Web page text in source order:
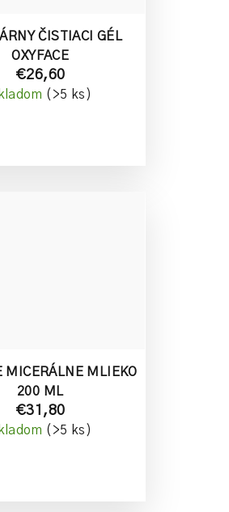
ČISTIACI GÉL
OXYFACE
€26,60
(>5 ks)
MICERÁLNE MLIEKO
200 ML
€31,80
(>5 ks)